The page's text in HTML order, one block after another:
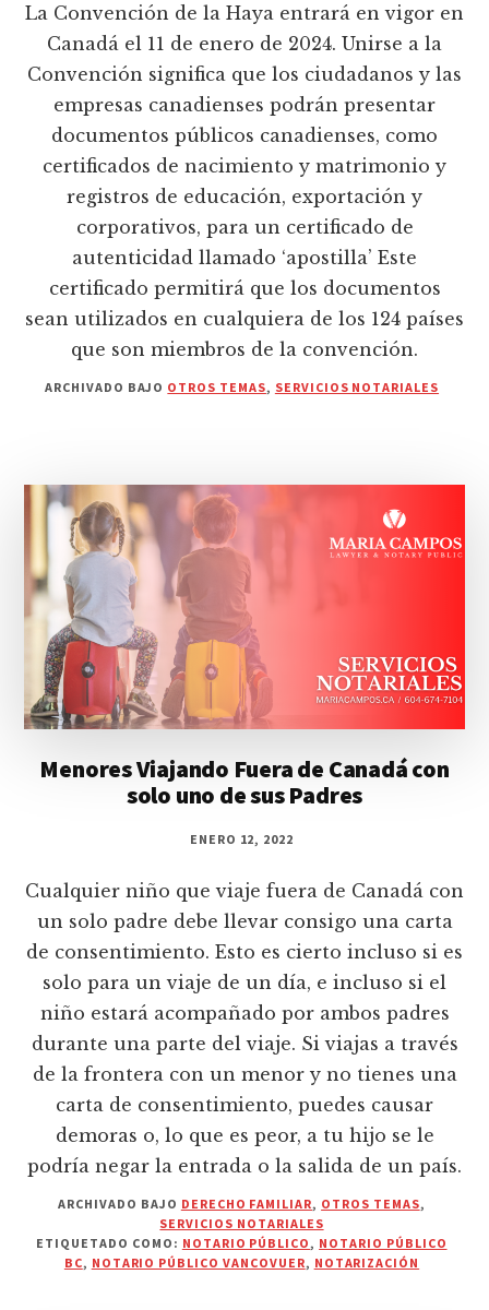
La Convención de la Haya entrará en vigor en
Canadá el 11 de enero de 2024. Unirse a la
Convención significa que los ciudadanos y las
empresas canadienses podrán presentar
documentos públicos canadienses, como
certificados de nacimiento y matrimonio y
registros de educación, exportación y
corporativos, para un certificado de
autenticidad llamado ‘apostilla’ Este
certificado permitirá que los documentos
sean utilizados en cualquiera de los 124 países
que son miembros de la convención.
ARCHIVADO BAJO OTROS TEMAS, SERVICIOS NOTARIALES
Menores Viajando Fuera de Canadá con
solo uno de sus Padres
ENERO 12, 2022
Cualquier niño que viaje fuera de Canadá con
un solo padre debe llevar consigo una carta
de consentimiento. Esto es cierto incluso si es
solo para un viaje de un día, e incluso si el
niño estará acompañado por ambos padres
durante una parte del viaje. Si viajas a través
de la frontera con un menor y no tienes una
carta de consentimiento, puedes causar
demoras o, lo que es peor, a tu hijo se le
podría negar la entrada o la salida de un país.
ARCHIVADO BAJO DERECHO FAMILIAR, OTROS TEMAS,
SERVICIOS NOTARIALES
ETIQUETADO COMO: NOTARIO PÚBLICO , NOTARIO PÚBLICO
BC, NOTARIO PÚBLICO VANCOVUER, NOTARIZACIÓN